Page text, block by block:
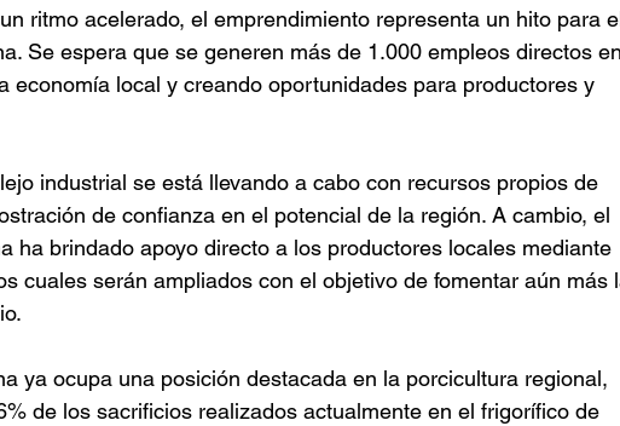
ritmo acelerado, el emprendimiento representa un hito para
Se espera que se generen más de 1.000 empleos directos en
economía local y creando oportunidades para productores y
industrial se está llevando a cabo con recursos propios de
de confianza en el potencial de la región. A cambio, el
ha brindado apoyo directo a los productores locales mediante
cuales serán ampliados con el objetivo de fomentar aún más
ya ocupa una posición destacada en la porcicultura regional,
de los sacrificios realizados actualmente en el frigorífico de